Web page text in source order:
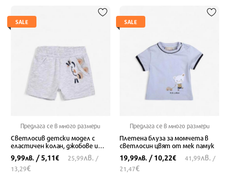
SALE
Предлага се в много размери
Светлосив детски модел с
еластичен колан, джобове и
дишаща материя
9,99лв. / 5,11€ 25,99лв. /
13,29€
SALE
Предлага се в много размери
Плетена блуза за момчета в
светлосин цвят от мек памук
19,99лв. / 10,22€ 41,99лв. /
21,47€